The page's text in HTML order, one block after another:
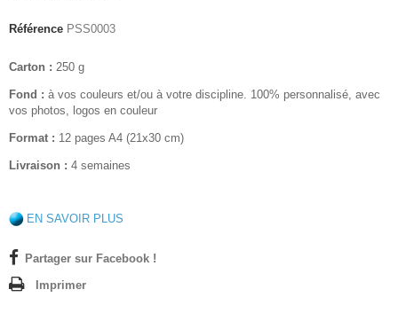
Référence PSS0003
Carton : 250 g
Fond : à vos couleurs et/ou à votre discipline. 100% personnalisé, avec
vos photos, logos en couleur
Format : 12 pages A4 (21x30 cm)
Livraison : 4 semaines
EN SAVOIR PLUS
Partager sur Facebook !
Imprimer